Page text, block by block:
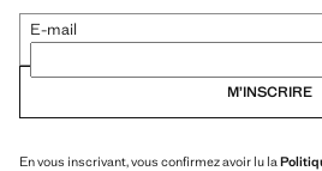
E-mail
M’INSCRIRE
En vous inscrivant, vous confirmez avoir lu la